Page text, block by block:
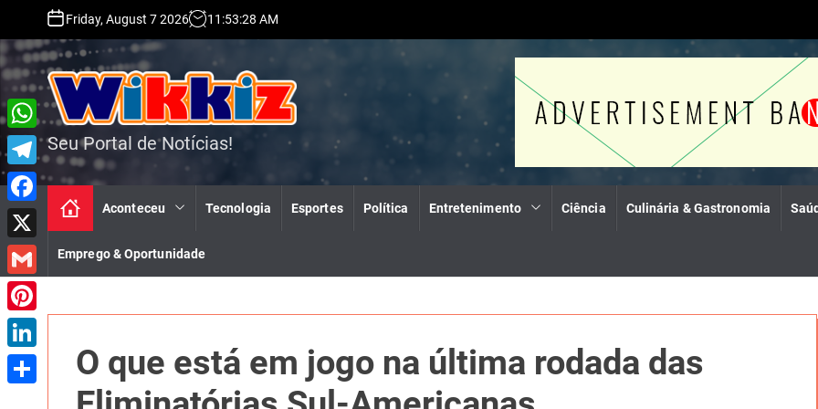
p
o
o
n
t
Friday, August 7 2026 11 :53:29 AM
Seu Portal de Notícias!
Aconteceu Tecnologia Esportes Política Entretenimento Ciência Culinária & Gastronomia
Emprego & Oportunidade
O que está em jogo na última rodada das
W
h
a
s
A
p
p
T
e
l
e
g
r
a
m
F
a
c
e
b
o
X
G
m
a
P
i
n
L